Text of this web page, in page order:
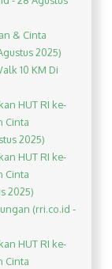
& Cinta
2025)
10 KM Di
HUT RI ke-
Cinta
2025)
HUT RI ke-
Cinta
2025)
(rri.co.id -
HUT RI ke-
Cinta